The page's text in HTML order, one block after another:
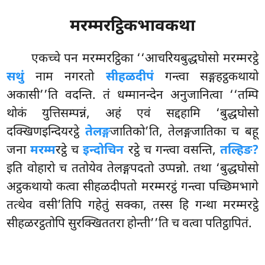
मरम्मरट्ठिकभावकथा
एकच्चे पन मरम्मरट्ठिका ‘‘आचरियबुद्धघोसो मरम्मरट्ठे
सथुंनाम नगरतो सीहळदीपंगन्त्वा सङ्गहट्ठकथायो
अकासी’’ति वदन्ति. तं धम्मानन्देन अनुजानित्वा ‘‘तम्पि
थोकं युत्तिसम्पन्नं, अहं एवं सद्दहामि ‘बुद्धघोसो
दक्खिणइन्दियरट्ठे तेलङ्गजातिको’ति, तेलङ्गजातिका च बहू
जनामरम्मरट्ठे चइन्दोचिनरट्ठे च गन्त्वा वसन्ति, तल्हिङ?
इति वोहारो च ततोयेव तेलङ्गपदतो उप्पन्नो. तथा ‘बुद्धघोसो
अट्ठकथायो कत्वा सीहळदीपतो मरम्मरट्ठं गन्त्वा पच्छिमभागे
तत्थेव वसी’तिपि गहेतुं सक्का, तस्स हि गन्था मरम्मरट्ठे
सीहळरट्ठतोपि सुरक्खिततरा होन्ती’’ति च वत्वा पतिट्ठापितं.